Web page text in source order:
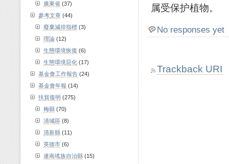
属受保护植物。
No responses yet
Trackback URI
廣東省 (37)
參考文章 (44)
廢棄減排指標 (3)
理論 (12)
生態環境恢復 (6)
生態環境惡化 (17)
基金會工作報告 (24)
基金會年報 (14)
扶貧復明 (275)
梅縣 (70)
清城區 (8)
清新縣 (11)
英德市 (6)
連南瑤族自治縣 (15)